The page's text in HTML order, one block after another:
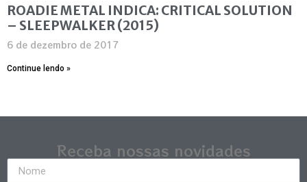
ROADIE METAL INDICA: CRITICAL SOLUTION
– SLEEPWALKER (2015)
6 de dezembro de 2017
Continue lendo »
Receba nossas novidades